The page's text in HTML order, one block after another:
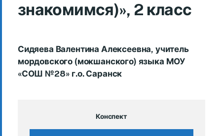
знакомимся)», 2 класс
Сидяева Валентина Алексеевна, учитель
мордовского (мокшанского) языка МОУ
«СОШ №28» г.о. Саранск
Конспект